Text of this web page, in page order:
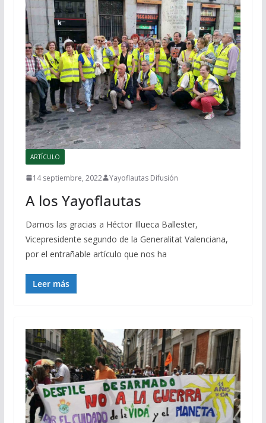
ARTÍCULO
14 septiembre, 2022 Yayoflautas Difusión
A los Yayoflautas
Damos las gracias a Héctor Illueca Ballester,
Vicepresidente segundo de la Generalitat Valenciana,
por el entrañable artículo que nos ha
Leer más